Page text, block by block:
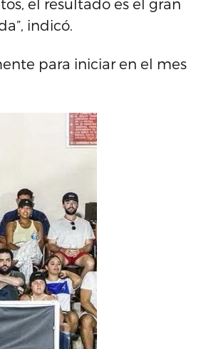
el resultado es el gran
indicó.
para iniciar en el mes